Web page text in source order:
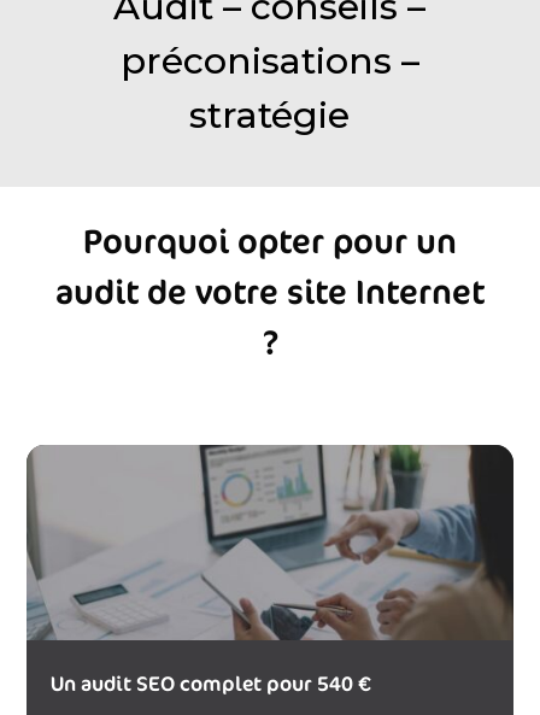
préconisations –
stratégie
Pourquoi opter pour un
audit de votre site Internet
?
Un audit SEO complet pour 540 €